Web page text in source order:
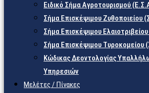
Ειδικό Σήμα Αγροτουρισμού
Σήμα Επισκέψιμου Ζυθοποιείου
Σήμα Επισκέψιμου
Σήμα Επισκέψιμου Τυροκομείου
Κώδικας Δεοντολογίας
Υπηρεσιών
Μελέτες / Πίνακες